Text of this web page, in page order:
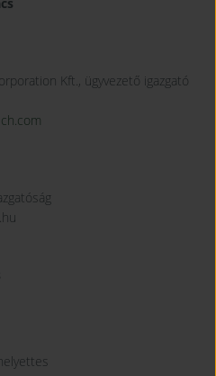
Kft., ügyvezető igazgató